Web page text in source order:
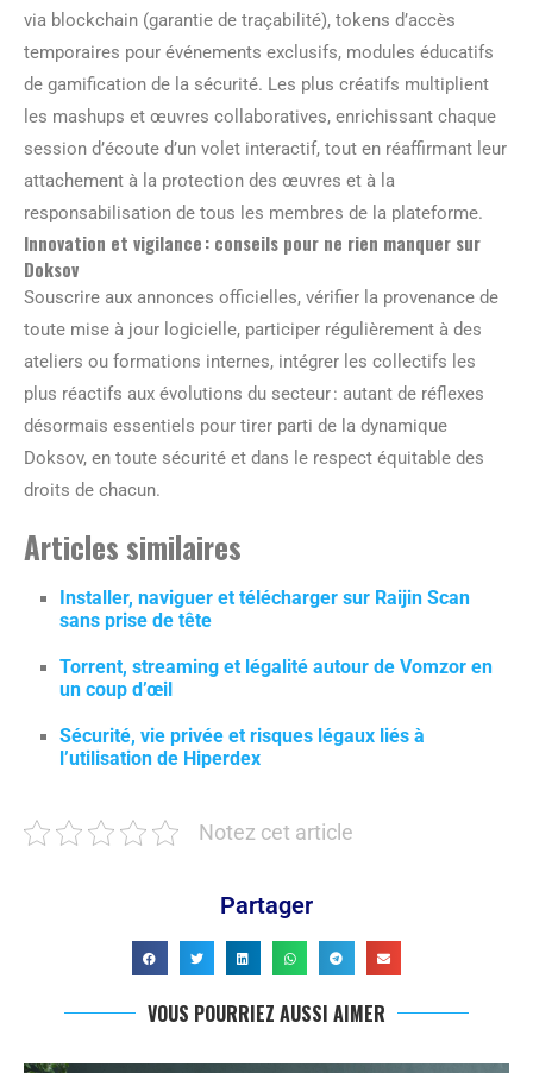
via blockchain (garantie de traçabilité), tokens d’accès
temporaires pour événements exclusifs, modules éducatifs
de gamification de la sécurité. Les plus créatifs multiplient
les mashups et œuvres collaboratives, enrichissant chaque
session d’écoute d’un volet interactif, tout en réaffirmant leur
attachement à la protection des œuvres et à la
responsabilisation de tous les membres de la plateforme.
Innovation et vigilance : conseils pour ne rien manquer sur
Doksov
Souscrire aux annonces officielles, vérifier la provenance de
toute mise à jour logicielle, participer régulièrement à des
ateliers ou formations internes, intégrer les collectifs les
plus réactifs aux évolutions du secteur : autant de réflexes
désormais essentiels pour tirer parti de la dynamique
Doksov, en toute sécurité et dans le respect équitable des
droits de chacun.
Articles similaires
Installer, naviguer et télécharger sur Raijin Scan
sans prise de tête
Torrent, streaming et légalité autour de Vomzor en
un coup d’œil
Sécurité, vie privée et risques légaux liés à
l’utilisation de Hiperdex
Notez cet article
Partager
VOUS POURRIEZ AUSSI AIMER